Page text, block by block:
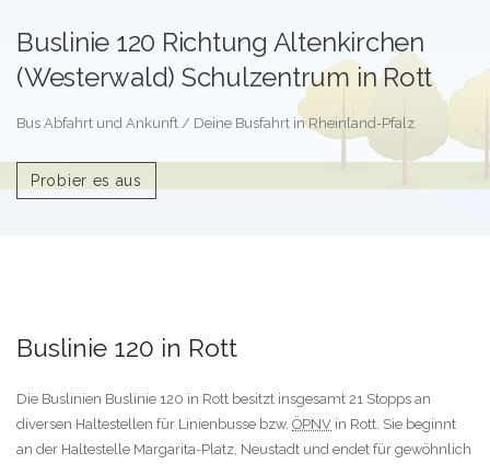
Buslinie 120 Richtung Altenkirchen
(Westerwald) Schulzentrum in Rott
Bus Abfahrt und Ankunft / Deine Busfahrt in Rheinland-Pfalz
Probier es aus
Buslinie 120 in Rott
Die Buslinien Buslinie 120 in Rott besitzt insgesamt 21 Stopps an
diversen Haltestellen für Linienbusse bzw. ÖPNV in Rott. Sie beginnt
an der Haltestelle Margarita-Platz, Neustadt und endet für gewöhnlich